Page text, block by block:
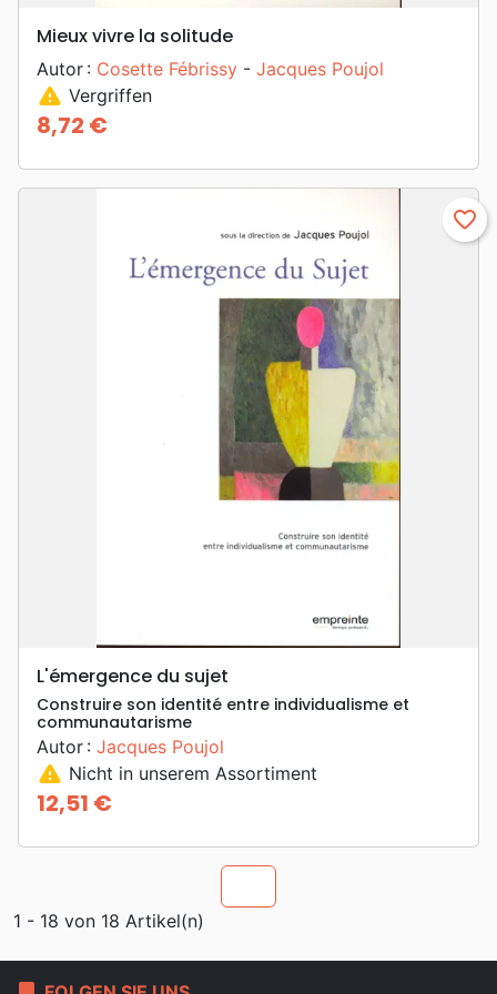
Mieux vivre la solitude
Autor : Cosette Fébrissy - Jacques Poujol
warning Vergriffen
Preis
8,72 €
favorite_border
L'émergence du sujet
Construire son identité entre individualisme et
communautarisme
Autor : Jacques Poujol
warning Nicht in unserem Assortiment
Preis
12,51 €
1 - 18 von 18 Artikel(n)